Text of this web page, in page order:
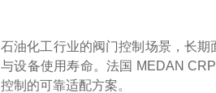
石油化工行业的阀门控制场景，长
与设备使用寿命。法国 MEDAN
控制的可靠适配方案。